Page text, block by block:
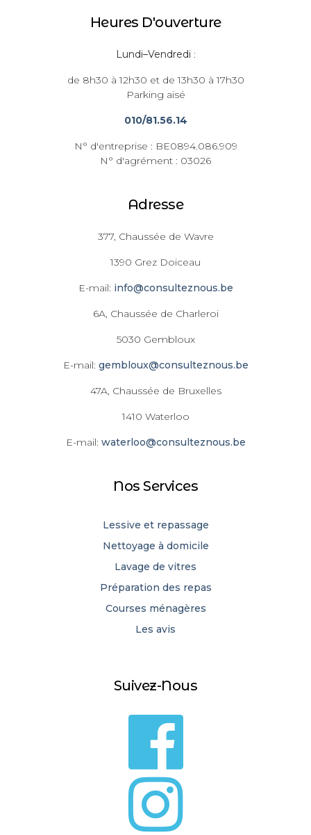
Heures D'ouverture
Lundi–Vendredi :
de 8h30 à 12h30 et de 13h30 à 17h30
Parking aisé
010/81.56.14
N° d'entreprise : BE0894.086.909
N° d'agrément : 03026
Adresse
377, Chaussée de Wavre
1390 Grez Doiceau
E-mail: info@consulteznous.be
6A, Chaussée de Charleroi
5030 Gembloux
E-mail: gembloux@consulteznous.be
47A, Chaussée de Bruxelles
1410 Waterloo
E-mail: waterloo@consulteznous.be
Nos Services
Lessive et repassage
Nettoyage à domicile
Lavage de vitres
Préparation des repas
Courses ménagères
Les avis
Suivez-Nous